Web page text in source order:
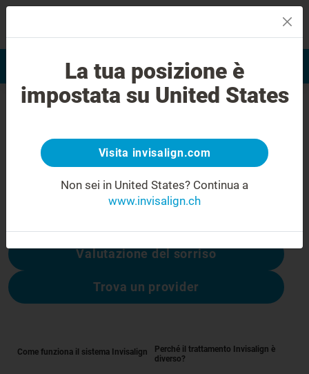
Valutazione del sorriso Trova Invisalign Provider
Errore 404
Non rimanere deluso
Questa pagina non è disponibile, altre sono:
Valutazione del sorriso
Trova un provider
Come funziona il sistema Invisalign
Perché il trattamento Invisalign è
diverso?
La tua posizione è
impostata su United States
Visita invisalign.com
Non sei in United States? Continua a
www.invisalign.ch